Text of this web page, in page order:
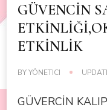
GÜVENCİN
ETKİNLİK
BYYÖNETICI
GÜVERCİN